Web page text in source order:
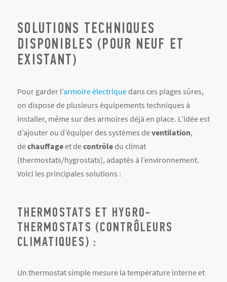
SOLUTIONS TECHNIQUES
DISPONIBLES (POUR NEUF ET
EXISTANT)
Pour garder l’armoire électriquedans ces plages sûres,
on dispose de plusieurs équipements techniques à
installer, même sur des armoires déjà en place. L’idée est
d’ajouter ou d’équiper des systèmes deventilation,
dechauffageet decontrôledu climat
(thermostats/hygrostats), adaptés à l’environnement.
Voici les principales solutions :
THERMOSTATS ET HYGRO-
THERMOSTATS (CONTRÔLEURS
CLIMATIQUES) :
Un thermostat simple mesure la température interne et